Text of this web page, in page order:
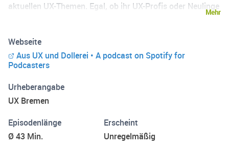
aktuellen UX-Themen. Egal, ob ihr UX-Profis oder Neulinge
greifbar und präsentieren sie in unterhaltsamer und
verständlicher Weise. Lasst uns gemeinsam die Welt der
UX erkunden und bessere digitale Produkte gestalten.
Mehr
Webseite
Aus UX und Dollerei • A podcast on Spotify for
Podcasters
Urheberangabe
UX Bremen
Episodenlänge
Ø 43 Min.
Erscheint
Unregelmäßig